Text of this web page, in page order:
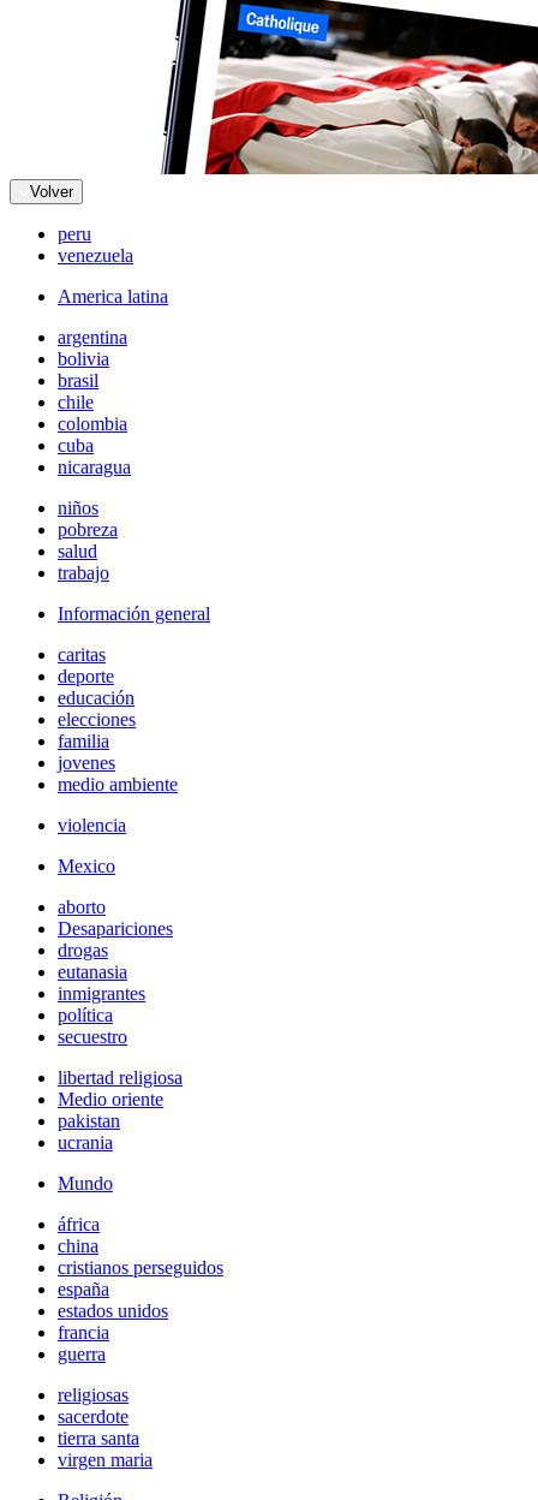
Volver
peru
venezuela
America latina
argentina
bolivia
brasil
chile
colombia
cuba
nicaragua
niños
pobreza
salud
trabajo
Información general
caritas
deporte
educación
elecciones
familia
jovenes
medio ambiente
violencia
Mexico
aborto
Desapariciones
drogas
eutanasia
inmigrantes
política
secuestro
libertad religiosa
Medio oriente
pakistan
ucrania
Mundo
áfrica
china
cristianos perseguidos
españa
estados unidos
francia
guerra
religiosas
sacerdote
tierra santa
virgen maria